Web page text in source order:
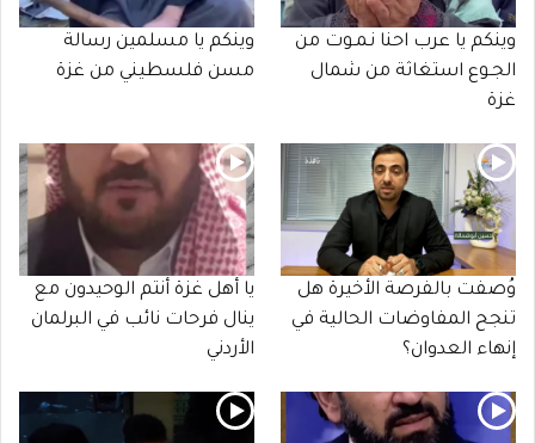
وينكم يا عرب احنا نـمـوت من
الجـوع استغاثة من شمال
غزة
وينكم يا مسلمين رسالة
مسن فلسطيني من غزة
وُصفت بالفرصة الأخيرة هل
تنجح المفاوضات الحالية في
إنهاء العدوان؟
يا أهل غزة أنتم الوحيدون مع
ينال فرحات نائب في البرلمان
الأردني